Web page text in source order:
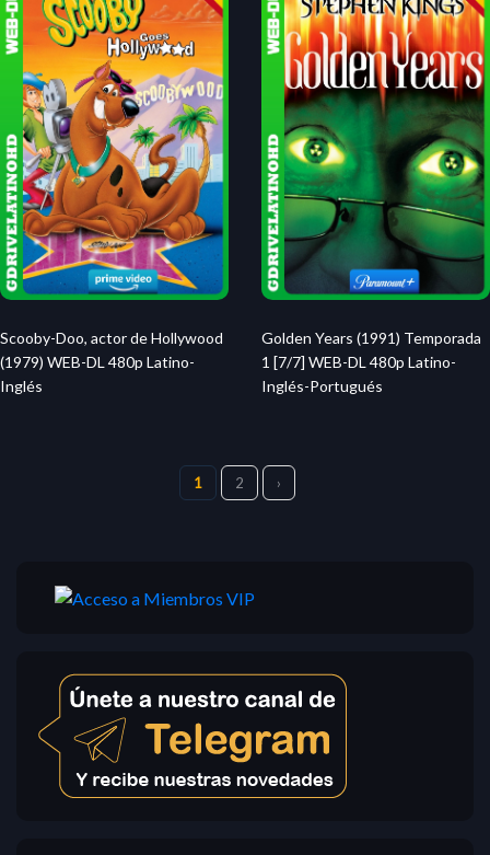
Scooby-Doo, actor de Hollywood
(1979) WEB-DL 480p Latino-
Inglés
Golden Years (1991) Temporada
1 [7/7] WEB-DL 480p Latino-
Inglés-Portugués
1 2 ›